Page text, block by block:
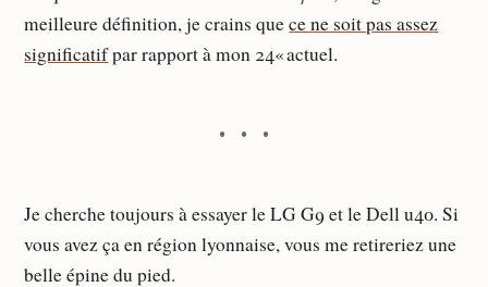
meilleure définition, je crains quece ne soit pas assez
significatifpar rapport à mon 24« actuel.
Je cherche toujours à essayer le LG G9 et le Dell u40. Si
vous avez ça en région lyonnaise, vous me retireriez une
belle épine du pied.